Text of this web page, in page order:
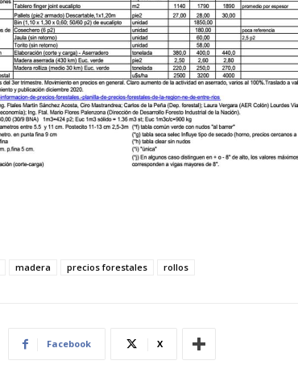
madera precios forestales rollos
Facebook X